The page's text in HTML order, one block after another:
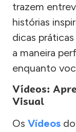
trazem
histórias
dicas
a maneira
enquanto
Vídeos:
Visual
Os Vídeos